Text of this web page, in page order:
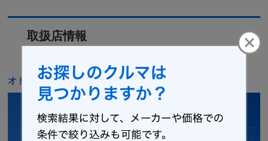
取扱店情報
オトロン 鹿沼インター店